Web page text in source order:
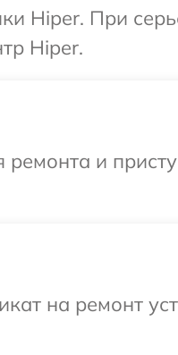
Hiper. При
Hiper.
ремонта и
на ремонт